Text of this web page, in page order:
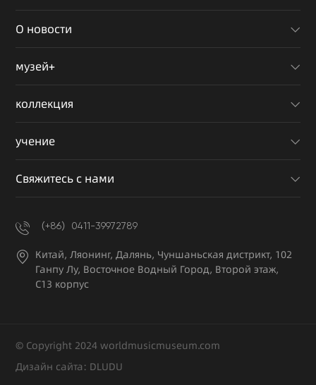
（+86）0411-39972789
Китай, Ляонинг, Далянь, Чуншаньская дистрикт, 102
Ганпу Лу, Восточное Водный Город, Второй этаж,
С13 корпус
О новости
музей+
коллекция
учение
Свяжитесь с нами
© Copyright 2024 worldmusicmuseum.com
Дизайн сайта: DLUDU